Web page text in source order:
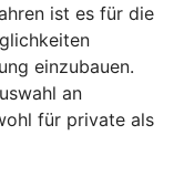
ist es für die
einzubauen.
an
für private als